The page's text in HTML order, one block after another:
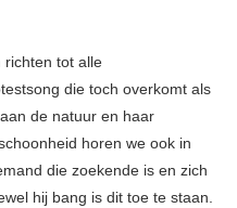
richten tot alle
die toch overkomt als
de natuur en haar
horen we ook in
die zoekende is en zich
hij bang is dit toe te staan.